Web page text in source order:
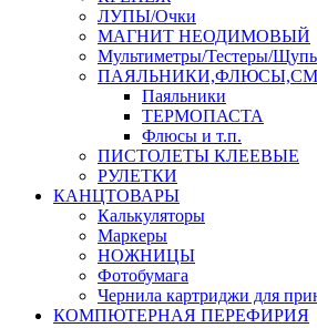
ЛУПЫ/Очки
МАГНИТ НЕОДИМОВЫЙ
Мультиметры/Тестеры/
Паяльники
ТЕРМОПАСТА
Флюсы и т.п.
ПИСТОЛЕТЫ КЛЕЕВЫЕ
РУЛЕТКИ
КАНЦТОВАРЫ
Калькуляторы
Маркеры
НОЖНИЦЫ
Фотобумага
Чернила картриджи для
КОМПЮТЕРНАЯ ПЕРЕФИРИЯ